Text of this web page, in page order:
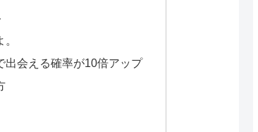
出会える確率が10倍アップ